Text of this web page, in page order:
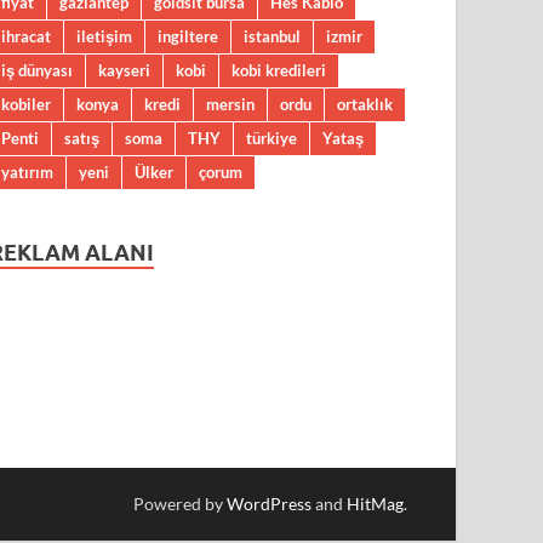
ihracat
iletişim ingiltere istanbul
izmir
iş dünyası
kayseri kobi
kobi kredileri
kobiler
konya kredi mersin ordu
ortaklık
Penti
satış soma THY türkiye
Yataş
yatırım
yeni Ülker çorum
ALANI
Powered byWordPressand HitMag.